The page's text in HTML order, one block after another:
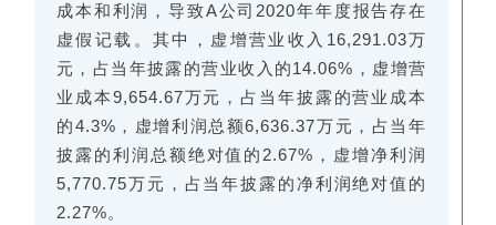
成本和利润，导致A公司2020年年度报告存在
虚假记载。其中，虚增营业收入16,291.03万
元，占当年披露的营业收入的14.06%，虚增营
业成本9,654.67万元，占当年披露的营业成本
的4.3%，虚增利润总额6,636.37万元，占当年
披露的利润总额绝对值的2.67%，虚增净利润
5,770.75万元，占当年披露的净利润绝对值的
2.27%。